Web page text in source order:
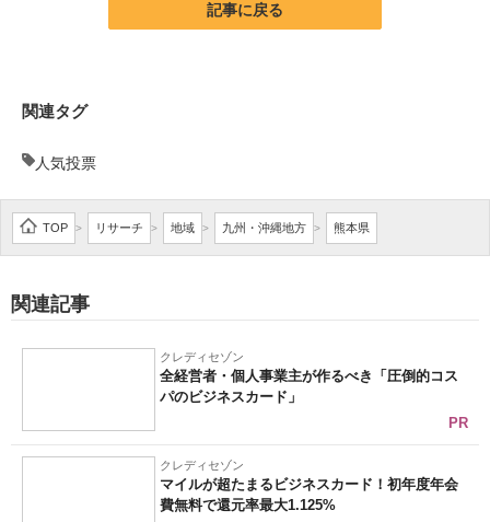
エネルギーの専門メディア
記事に戻る
関連タグ
人気投票
TOP > リサーチ > 地域 > 九州・沖縄地方 > 熊本県
関連記事
クレディセゾン
全経営者・個人事業主が作るべき「圧倒的コス
パのビジネスカード」
PR
クレディセゾン
マイルが超たまるビジネスカード！初年度年会
費無料で還元率最大1.125%